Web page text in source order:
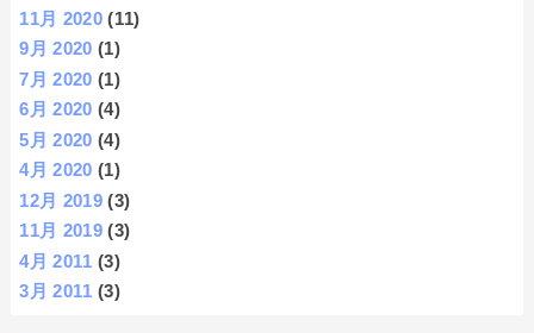
11月 2020 (11)
9月 2020 (1)
7月 2020 (1)
6月 2020 (4)
5月 2020 (4)
4月 2020 (1)
12月 2019 (3)
11月 2019 (3)
4月 2011 (3)
3月 2011 (3)